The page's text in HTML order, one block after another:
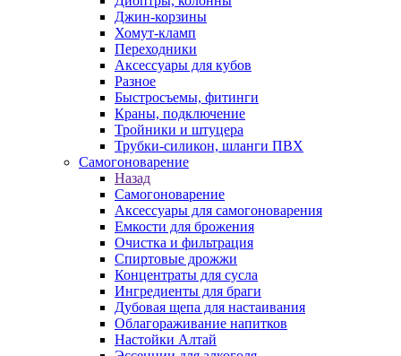
Джин-корзины
Хомут-кламп
Переходники
Аксессуары для кубов
Разное
Быстросъемы, фитинги
Краны, подключение
Тройники и штуцера
Трубки-силикон, шланги ПВХ
Самогоноварение
Назад
Самогоноварение
Аксессуары для самогоноварения
Емкости для брожения
Очистка и фильтрация
Спиртовые дрожжи
Концентраты для сусла
Ингредиенты для браги
Дубовая щепа для настаивания
Облагораживание напитков
Настойки Алтай